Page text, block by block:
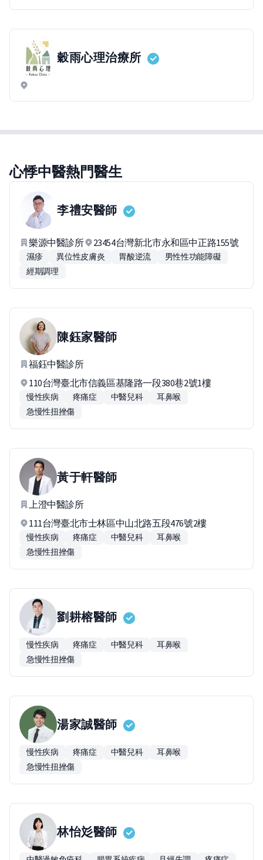
穀雨心理治療所
心悸中醫熱門醫生
李禮安醫師
樂源中醫診所 23454台灣新北市永和區中正路155號
濕疹 異位性皮膚炎 胃酸逆流
男性性功能障礙
經期調理
陳鈺家醫師
福鈺中醫診所
110台灣臺北市信義區基隆路一段380巷2號1樓
慢性疾病 疼痛症 中醫兒科
耳鼻喉
急慢性扭挫傷
黃于軒醫師
上澄中醫診所
111台灣臺北市士林區中山北路五段476號2樓
慢性疾病 疼痛症 中醫兒科
耳鼻喉
急慢性扭挫傷
劉耕榕醫師
慢性疾病 疼痛症 中醫兒科
耳鼻喉
急慢性扭挫傷
湯家誠醫師
慢性疾病 疼痛症 中醫兒科
耳鼻喉
急慢性扭挫傷
林怡彣醫師